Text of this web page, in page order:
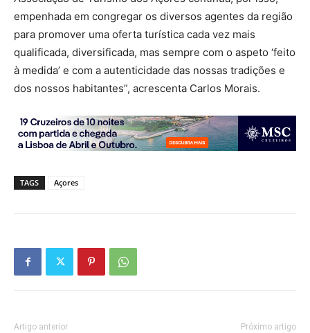
empenhada em congregar os diversos agentes da região
para promover uma oferta turística cada vez mais
qualificada, diversificada, mas sempre com o aspeto ‘feito
à medida’ e com a autenticidade das nossas tradições e
dos nossos habitantes”, acrescenta Carlos Morais.
TAGS Açores
Artigo anterior Próximo artigo